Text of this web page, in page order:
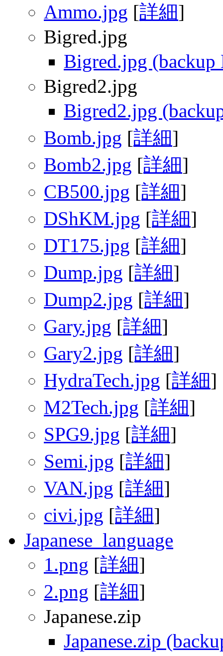
Ammo.jpg [詳細]
Bigred.jpg
Bigred.jpg (backup
Bigred2.jpg
Bigred2.jpg
Bomb.jpg [詳細]
Bomb2.jpg [詳細]
CB500.jpg [詳細]
DShKM.jpg [詳細]
DT175.jpg [詳細]
Dump.jpg [詳細]
Dump2.jpg [詳細]
Gary.jpg [詳細]
Gary2.jpg [詳細]
HydraTech.jpg [詳細]
M2Tech.jpg [詳細]
SPG9.jpg [詳細]
Semi.jpg [詳細]
VAN.jpg [詳細]
civi.jpg [詳細]
Japanese_language
1.png [詳細]
2.png [詳細]
Japanese.zip
Japanese.zip